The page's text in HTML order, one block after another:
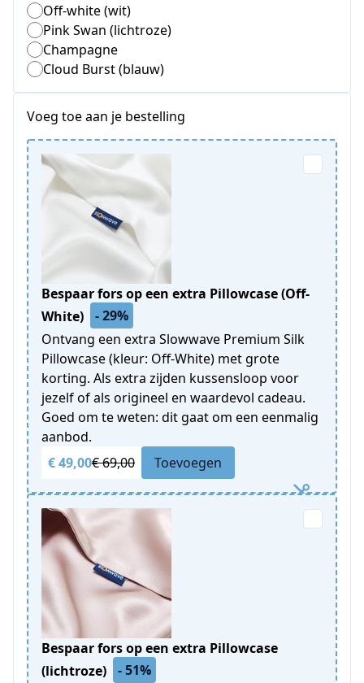
Off-white (wit)
Pink Swan (lichtroze)
Champagne
Cloud Burst (blauw)
Voeg toe aan je bestelling
Bespaar fors op een extra Pillowcase (Off-
White)
- 29%
Ontvang een extra Slowwave Premium Silk
Pillowcase (kleur: Off-White) met grote
korting. Als extra zijden kussensloop voor
jezelf of als origineel en waardevol cadeau.
Goed om te weten: dit gaat om een eenmalig
aanbod.
€ 49,00€ 69,00 Toevoegen
Bespaar fors op een extra Pillowcase
(lichtroze)
- 51%